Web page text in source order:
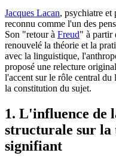
Jacques Lacan, psychiatre et
reconnu comme l'un des
Son "retour à Freud" à partir
renouvelé la théorie et la
avec la linguistique,
proposé une relecture
l'accent sur le rôle central du
la constitution du sujet.
1. L'influence de
structurale sur la
signifiant